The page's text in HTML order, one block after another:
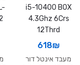
618₪
מעבד אינטל דור